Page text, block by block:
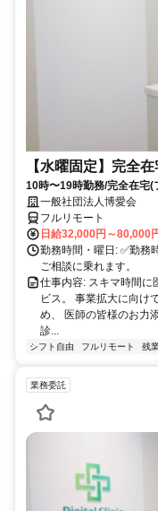
【水曜固定】完全
10時〜19時勤務/完全在宅(
業務一般社団法人博愛会
フルリモート
日給32,000円～80,000
勤務時間・曜日: ✅勤
ご相談に乗れます。
仕事内容: スキマ時間に
ビス。 事業拡大に向け
め、 医師の皆様のお力
診...
シフト自由 フルリモート 残
業務委託